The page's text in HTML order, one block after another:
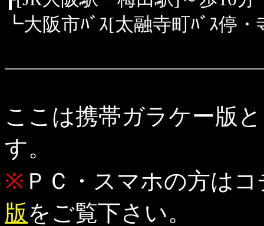
┗大阪市ﾊﾞｽ[太融寺町ﾊﾞｽ停
ここは携帯ガラケー版
す。
※ ＰＣ・スマホの方は
版をご覧下さい。